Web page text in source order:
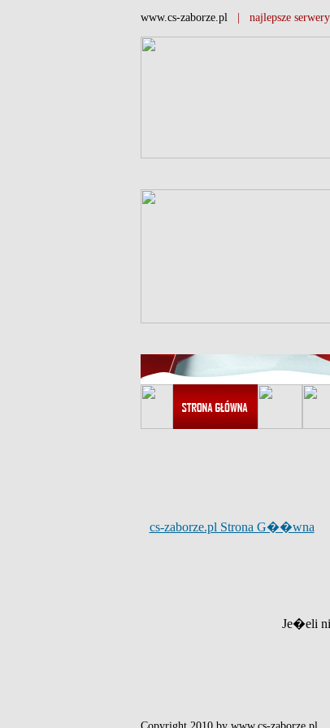
www.cs-zaborze.pl | najlepsze
cs-zaborze.pl Strona G��wna
Je�eli